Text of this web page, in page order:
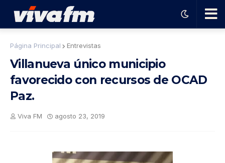
Página Principal Entrevistas
Villanueva único municipio
favorecido con recursos de OCAD
Paz.
Viva FM agosto 23, 2019